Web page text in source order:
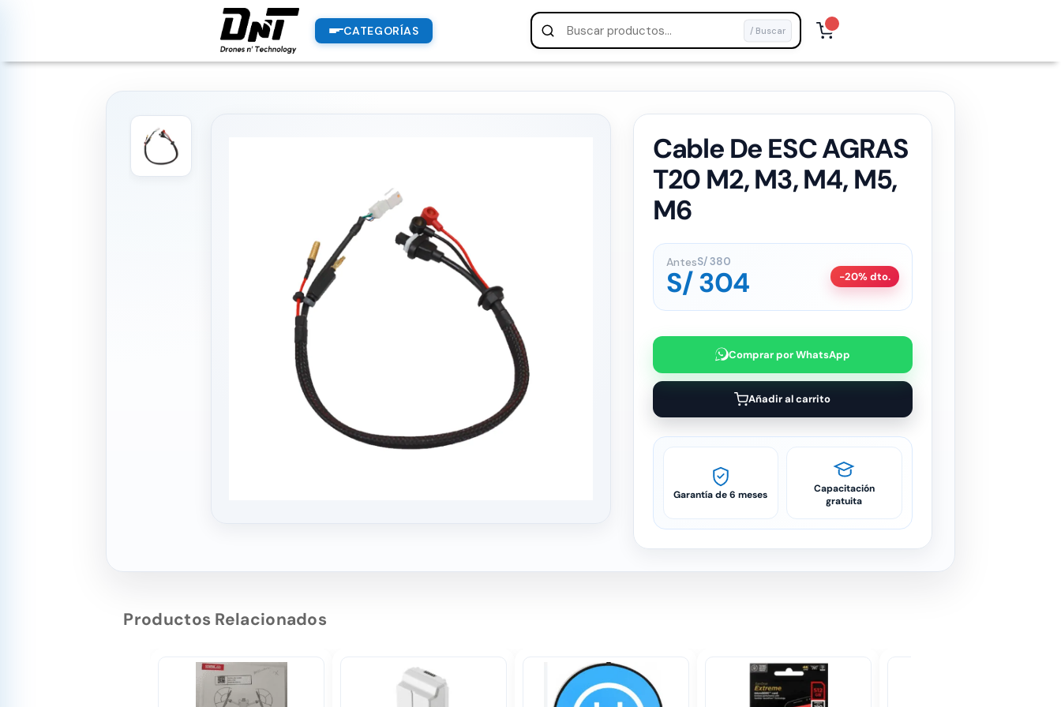
CATEGORÍAS / Buscar
Cable De ESC AGRAS
T20 M2, M3, M4, M5,
M6
AntesS/380
S/304 -20% dto.
Comprar por WhatsApp
Añadir al carrito
Garantía de 6 meses
Capacitación
gratuita
Productos Relacionados
PRODUCTOS
productos destacados